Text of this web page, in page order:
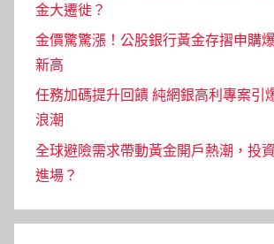
金大遷徙？
金價驚驚漲！公股銀行黃金存摺申購
新高
任務加碼提升回饋 純網銀高利專案引
浪潮
全球避險需求帶動黃金開戶熱潮，投
進場？